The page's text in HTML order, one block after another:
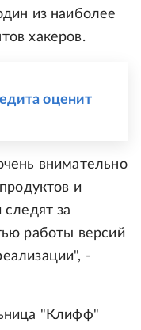
из наиболее
хакеров.
оценит
внимательно
и
за
работы версий
-
"Клифф"